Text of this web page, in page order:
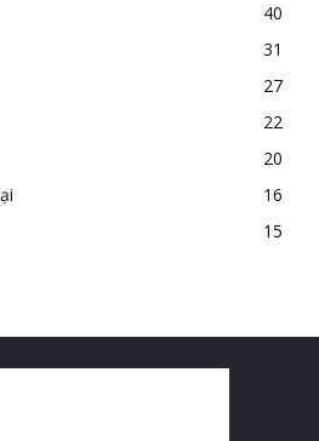
40
31
27
22
20
16
15